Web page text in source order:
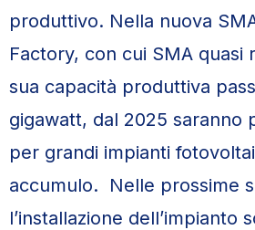
produttivo. Nella nuova
Factory, con cui SMA quasi
sua capacità produttiva
gigawatt, dal 2025 saranno
per grandi impianti
accumulo. Nelle prossime
l’installazione dell’impianto